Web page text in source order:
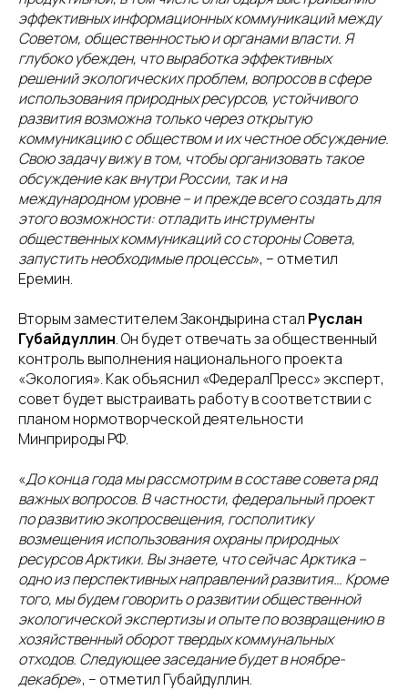
эффективных информационных коммуникаций между
Советом, общественностью и органами власти. Я
глубоко убежден, что выработка эффективных
решений экологических проблем, вопросов в сфере
использования природных ресурсов, устойчивого
развития возможна только через открытую
коммуникацию с обществом и их честное обсуждение.
Свою задачу вижу в том, чтобы организовать такое
обсуждение как внутри России, так и на
международном уровне – и прежде всего создать для
этого возможности: отладить инструменты
общественных коммуникаций со стороны Совета,
запустить необходимые процессы», – отметил
Еремин.
Вторым заместителем Закондырина стал Руслан
Губайдуллин. Он будет отвечать за общественный
контроль выполнения национального проекта
«Экология». Как объяснил «ФедералПресс» эксперт,
совет будет выстраивать работу в соответствии с
планом нормотворческой деятельности
Минприроды РФ.
«До конца года мы рассмотрим в составе совета ряд
важных вопросов. В частности, федеральный проект
по развитию экопросвещения, госполитику
возмещения использования охраны природных
ресурсов Арктики. Вы знаете, что сейчас Арктика –
одно из перспективных направлений развития… Кроме
того, мы будем говорить о развитии общественной
экологической экспертизы и опыте по возвращению в
хозяйственный оборот твердых коммунальных
отходов. Следующее заседание будет в ноябре-
декабре», – отметил Губайдуллин.